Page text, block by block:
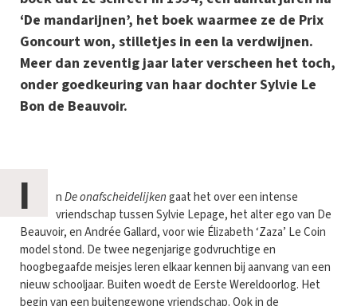
‘De mandarijnen’, het boek waarmee ze de Prix
Goncourt won, stilletjes in een la verdwijnen.
Meer dan zeventig jaar later verscheen het toch,
onder goedkeuring van haar dochter Sylvie Le
Bon de Beauvoir.
I nDe onafscheidelijkengaat het over een intense
vriendschap tussen Sylvie Lepage, het alter ego van De
Beauvoir, en Andrée Gallard, voor wie Élizabeth ‘Zaza’ Le Coin
model stond. De twee negenjarige godvruchtige en
hoogbegaafde meisjes leren elkaar kennen bij aanvang van een
nieuw schooljaar. Buiten woedt de Eerste Wereldoorlog. Het
begin van een buitengewone vriendschap. Ook in de